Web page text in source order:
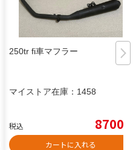
250tr fi車マフラー
マイストア在庫： 1458
税込 8700
カートに入れる